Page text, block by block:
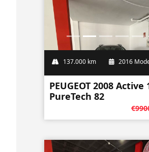
137.000 km 2016
PEUGEOT 2008 Active
PureTech 82